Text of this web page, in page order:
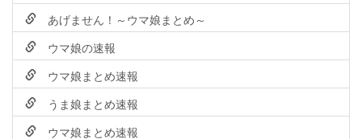
あげません！～ウマ娘まとめ～
ウマ娘の速報
ウマ娘まとめ速報
うま娘まとめ速報
ウマ娘まとめ速報